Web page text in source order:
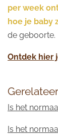
per week
hoe je baby
de geboorte.
Ontdek hier
Is het
Is het